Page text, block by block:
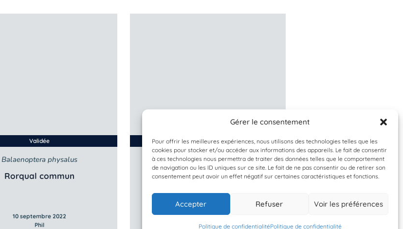
Gérer le consentement
Pour offrir les meilleures expériences, nous utilisons des technologies telles que les
cookies pour stocker et/ou accéder aux informations des appareils. Le fait de consentir
à ces technologies nous permettra de traiter des données telles que le comportement
de navigation ou les ID uniques sur ce site. Le fait de ne pas consentir ou de retirer son
consentement peut avoir un effet négatif sur certaines caractéristiques et fonctions.
Accepter Refuser Voir les préférences
Politique de confidentialitéPolitique de confidentialité
Validée
Balaenoptera physalus
Rorqual commun
10 septembre 2022
Phil
Validée
Balaenoptera physalus
Rorqual commun
10 septembre 2022
Phil
Validée
Balaenoptera
Rorqual